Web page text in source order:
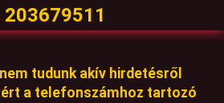
203679511
tudunk akív hirdetésről
a telefonszámhoz tartozó